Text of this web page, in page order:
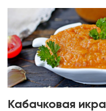
Кабачковая икра